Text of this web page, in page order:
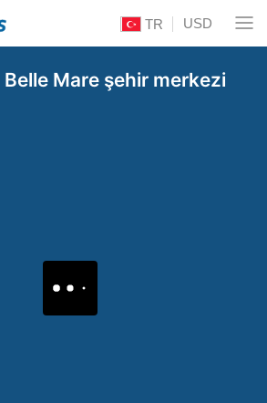
TR USD
Belle Mare şehir merkezi